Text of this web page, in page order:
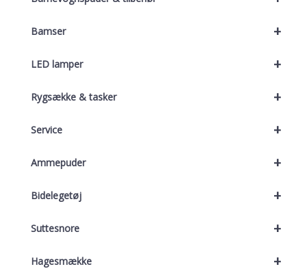
+
Bamser
+
LED lamper
+
Rygsække & tasker
+
Service
+
Ammepuder
+
Bidelegetøj
+
Suttesnore
+
Hagesmække